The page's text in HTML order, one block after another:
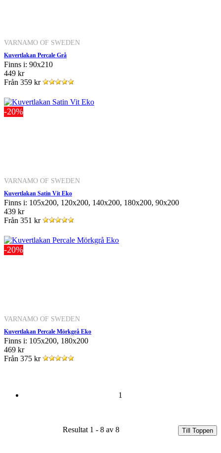
VARNAMO OF SWEDEN
Kuvertlakan Percale Grå
Finns i: 90x210
449 kr
Från 359 kr
-20%
VARNAMO OF SWEDEN
Kuvertlakan Satin Vit Eko
Finns i: 105x200, 120x200, 140x200, 180x200, 90x200
439 kr
Från 351 kr
-20%
VARNAMO OF SWEDEN
Kuvertlakan Percale Mörkgrå Eko
Finns i: 105x200, 180x200
469 kr
Från 375 kr
1
Resultat 1 - 8 av 8 Till Toppen